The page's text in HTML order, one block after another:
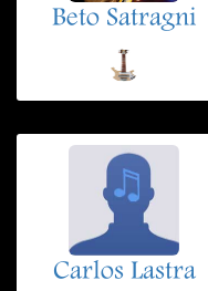
Beto Satragni
Carlos Lastra